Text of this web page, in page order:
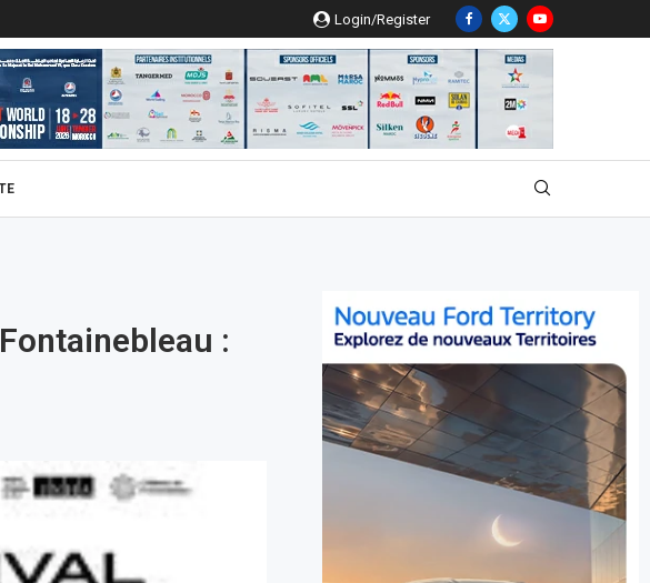
Login/Register
: